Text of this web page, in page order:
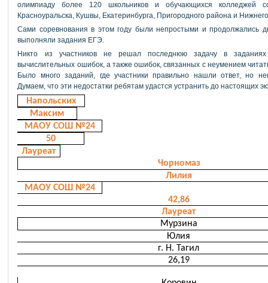
олимпиаду более 120 школьников и обучающихся колледжей
Красноуральска, Кушвы, Екатеринбурга, Пригородного района и
Сами соревнования в этом году были непростыми и продолжались
выполняли задания ЕГЭ.
Никто из участников не решал последнюю задачу в
вычислительных ошибок, а также ошибок, связанных с неумением
Было много заданий, где участники правильно нашли ответ, но
Думаем, что эти недостатки ребятам удастся устранить до настоящих
Напольских
Максим
МАОУ СОШ №24
50
Лауреат
Чорномаз
Лилия
МАОУ СОШ №24
42,86
Лауреат
Мурзина
Юлия
г. Н. Тагил
26,19